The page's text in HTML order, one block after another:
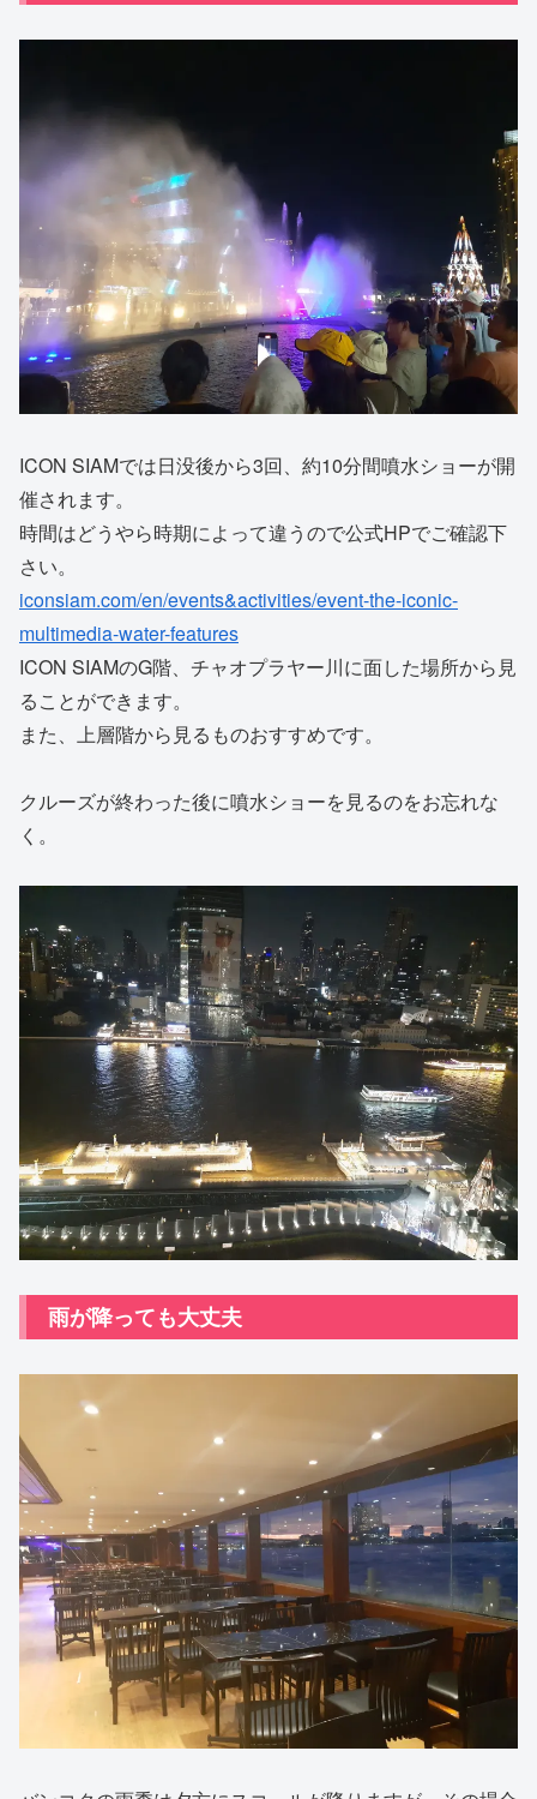
ICON SIAMでは日没後から3回、約10分間噴水ショーが開
催されます。
時間はどうやら時期によって違うので公式HPでご確認下
さい。
iconsiam.com/en/events&activities/event-the-iconic-
multimedia-water-features
ICON SIAMのG階、チャオプラヤー川に面した場所から見
ることができます。
また、上層階から見るものおすすめです。
クルーズが終わった後に噴水ショーを見るのをお忘れな
く。
雨が降っても大丈夫